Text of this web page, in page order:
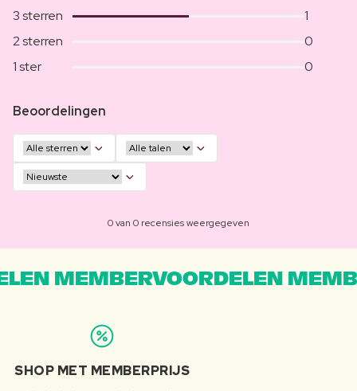
3 sterren
1
2 sterren
0
1 ster
0
Beoordelingen
0 van 0 recensies weergegeven
MEMBERVOORDELEN
SHOP MET MEMBERPRIJS